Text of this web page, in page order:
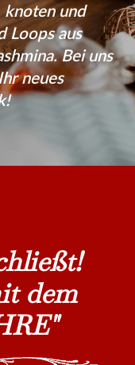
knoten und
Loops aus
Bei uns
neues
dem